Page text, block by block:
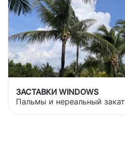
ЗАСТАВКИ WINDOWS
Пальмы и нереальный закат